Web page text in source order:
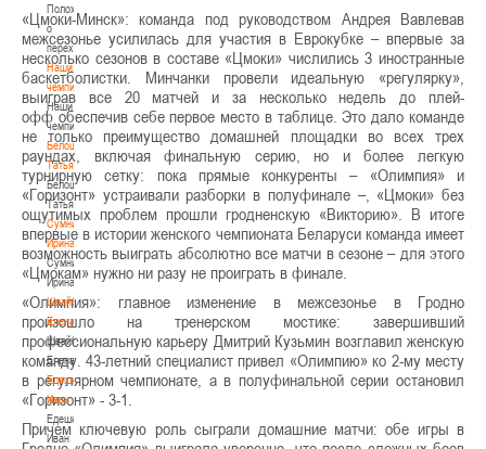
Положение
о
переходах
Наши
чемпионы
Наши
чемпионы
Белошапко
Татьяна
Белошапко
Татьяна
Сумникова
Ирина
Сумникова
Ирина
Швайбович
Елена
Швайбович
Елена
Едешко
Иван
Едешко
Иван
«Цмоки-Минск»: команда под руководством Андрея Вавлевав
межсезонье усилилась для участия в Еврокубке – впервые за
несколько сезонов в составе «Цмоки» числились 3 иностранные
баскетболистки. Минчанки провели идеальную «регулярку»,
выиграв все 20 матчей и за несколько недель до плей-
офф обеспечив себе первое место в таблице. Это дало команде
не только преимущество домашней площадки во всех трех
раундах, включая финальную серию, но и более легкую
турнирную сетку: пока прямые конкуренты – «Олимпия» и
«Горизонт» устраивали разборки в полуфинале –, «Цмоки» без
ощутимых проблем прошли гродненскую «Викторию». В итоге
впервые в истории женского чемпионата Беларуси команда имеет
возможность выиграть абсолютно все матчи в сезоне – для этого
«Цмокам» нужно ни разу не проиграть в финале.
«Олимпия»: главное изменение в межсезонье в Гродно
произошло на тренерском мостике: завершивший
профессиональную карьеру Дмитрий Кузьмин возглавил женскую
команду. 43-летний специалист привел «Олимпию» ко 2-му месту
в регулярном чемпионате, а в полуфинальной серии остановил
«Горизонт» - 3-1.
Причем ключевую роль сыграли домашние матчи: обе игры в